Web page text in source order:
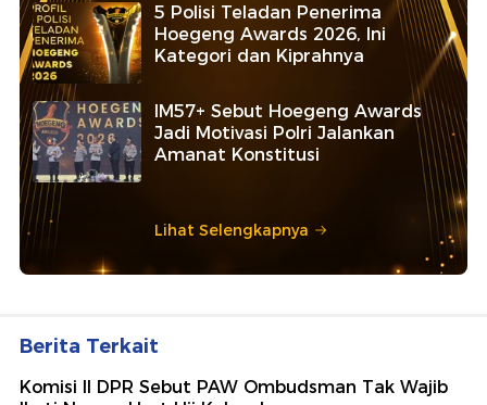
5 Polisi Teladan Penerima
Hoegeng Awards 2026, Ini
Kategori dan Kiprahnya
IM57+ Sebut Hoegeng Awards
Jadi Motivasi Polri Jalankan
Amanat Konstitusi
Lihat Selengkapnya
Berita Terkait
Komisi II DPR Sebut PAW Ombudsman Tak Wajib